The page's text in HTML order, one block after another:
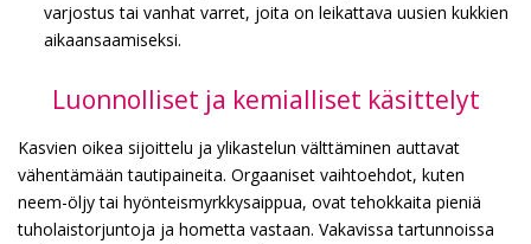
varjostus tai vanhat varret, joita on leikattava uusien kukkien
aikaansaamiseksi.
Luonnolliset ja kemialliset käsittelyt
Kasvien oikea sijoittelu ja ylikastelun välttäminen auttavat
vähentämään tautipaineita. Orgaaniset vaihtoehdot, kuten
neem-öljy tai hyönteismyrkkysaippua, ovat tehokkaita pieniä
tuholaistorjuntoja ja hometta vastaan. Vakavissa tartunnoissa